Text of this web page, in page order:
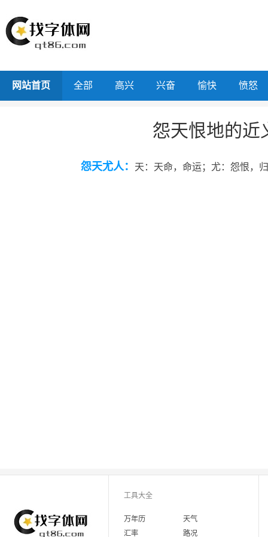
网站首页 全部 高兴 兴奋 愉快 愤怒
怨天恨地的近
怨天尤人： 天：天命，命运；尤：怨恨，
工具大全
万年历
天气
汇率
路况